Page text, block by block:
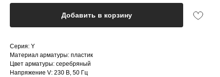
Добавить в корзину
Серия: Y
Материал арматуры: пластик
Цвет арматуры: серебряный
Напряжение V: 230 В, 50 Гц